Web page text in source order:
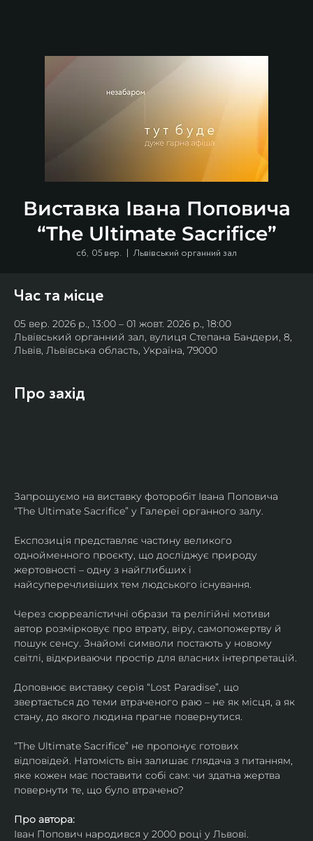
Виставка Івана Поповича
“The Ultimate Sacrifice”
сб, 05 вер.
  |
Львівський органний зал
Час та місце
05 вер. 2026 р., 13:00 – 01 жовт. 2026 р., 18:00
Львівський органний зал, вулиця Степана Бандери, 8,
Львів, Львівська область, Україна, 79000
Про захід
Запрошуємо на виставку фоторобіт Івана Поповича
“The Ultimate Sacrifice” у Галереї органного залу.
Експозиція представляє частину великого
однойменного проєкту, що досліджує природу
жертовності – одну з найглибших і
найсуперечливіших тем людського існування.
Через сюрреалістичні образи та релігійні мотиви
автор розмірковує про втрату, віру, самопожертву й
пошук сенсу. Знайомі символи постають у новому
світлі, відкриваючи простір для власних інтерпретацій.
Доповнює виставку серія “Lost Paradise”, що
звертається до теми втраченого раю – не як місця, а як
стану, до якого людина прагне повернутися.
“The Ultimate Sacrifice” не пропонує готових
відповідей. Натомість він залишає глядача з питанням,
яке кожен має поставити собі сам: чи здатна жертва
повернути те, що було втрачено?
Про автора:
Іван Попович народився у 2000 році у Львові.